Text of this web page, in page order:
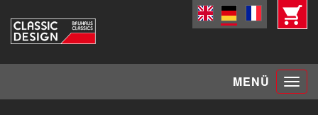
MENÜ Toggle